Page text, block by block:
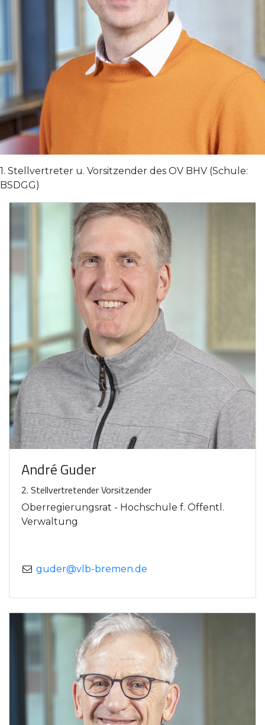
1. Stellvertreter u. Vorsitzender des OV BHV (Schule:
BSDGG)
André Guder
2. Stellvertretender Vorsitzender
Oberregierungsrat - Hochschule f. Öffentl.
Verwaltung
guder@vlb-bremen.de